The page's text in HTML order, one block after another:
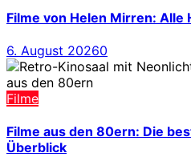
Filme von Helen Mirren: Alle
6. August 20260
Filme
Filme aus den 80ern: Die
Überblick